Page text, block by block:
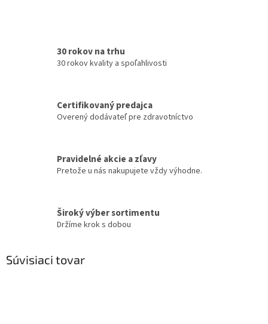
30 rokov na trhu
30 rokov kvality a spoľahlivosti
Certifikovaný predajca
Overený dodávateľ pre zdravotníctvo
Pravidelné akcie a zľavy
Pretože u nás nakupujete vždy výhodne.
Široký výber sortimentu
Držíme krok s dobou
Súvisiaci tovar